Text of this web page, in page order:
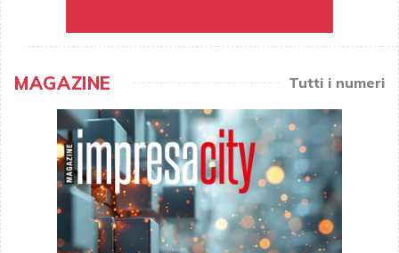
MAGAZINE Tutti i numeri